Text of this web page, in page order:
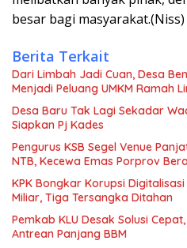
besar bagi masyarakat.(Niss)
Berita Terkait
Dari Limbah Jadi Cuan, Desa
Menjadi Peluang UMKM Ramah
Desa Baru Tak Lagi Sekadar
Siapkan Pj Kades
Pengurus KSB Segel Venue
NTB, Kecewa Emas Porprov
KPK Bongkar Korupsi Digitalisasi
Miliar, Tiga Tersangka Ditahan
Pemkab KLU Desak Solusi
Antrean Panjang BBM